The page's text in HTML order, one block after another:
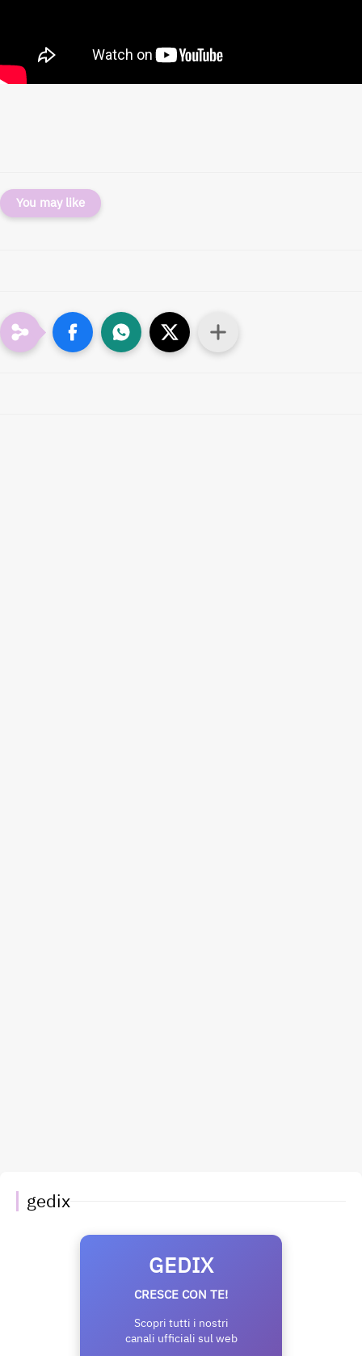
You may like
gedix
GEDIX
CRESCE CON TE!
Scopri tutti i nostri
canali ufficiali sul web